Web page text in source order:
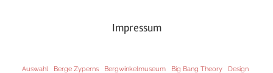
Impressum
Auswahl Berge Zyperns Bergwinkelmuseum Big Bang Theory Design